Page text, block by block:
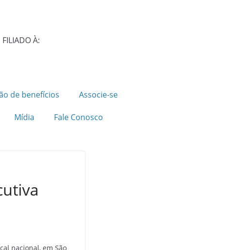
FILIADO À:
de benefícios Associe-se
Mídia Fale Conosco
nacional, em São